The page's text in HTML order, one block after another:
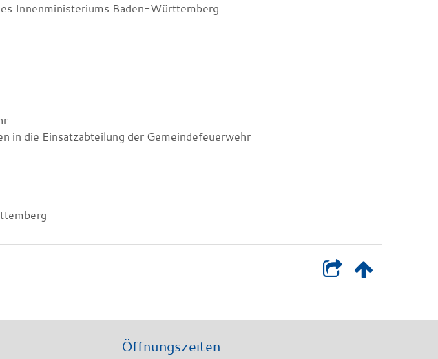
Innenministeriums Baden-Württemberg
in die Einsatzabteilung der Gemeindefeuerwehr
Öffnungszeiten